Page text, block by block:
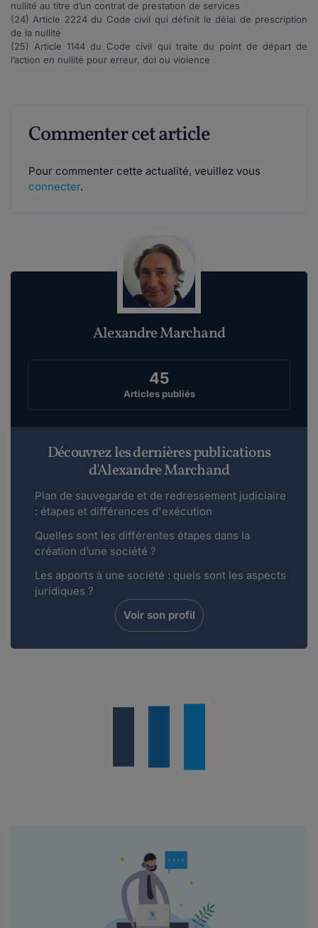
nullité au titre d’un contrat de prestation de services
(24) Article 2224du Code civil qui définit le délai de prescription
de la nullité
(25) Article1144 du Code civil qui traite du point de départ de
l’action en nullité pour erreur, dol ou violence
Commenter cet article
Pour commenter cette actualité, veuillez vous
connecter.
Alexandre Marchand
45
Articles publiés
Découvrez les dernières publications
d'Alexandre Marchand
Plan de sauvegarde et de redressement judiciaire
: étapes et différences d'exécution
Quelles sont les différentes étapes dans la
création d’une société ?
Les apports à une société : quels sont les aspects
juridiques ?
Voir son profil